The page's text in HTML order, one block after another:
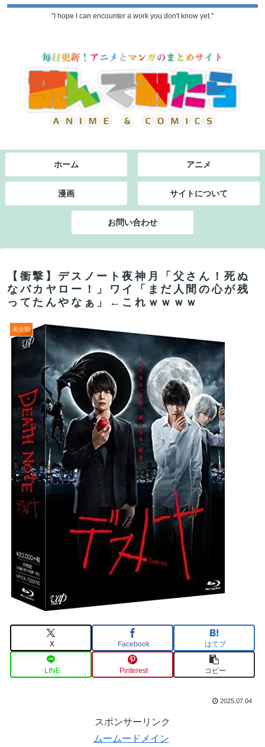
"I hope I can encounter a work you don't know yet."
ホーム アニメ
漫画 サイトについて
お問い合わせ
【衝撃】デスノート夜神月「父さん！死ぬ
なバカヤロー！」ワイ「まだ人間の心が残
ってたんやなぁ」←これｗｗｗｗ
未分類
X Facebook はてブ
LINE Pinterest コピー
2025.07.04
スポンサーリンク
ムームードメイン